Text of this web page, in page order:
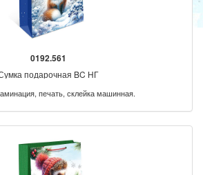
0192.561
подарочная BC НГ
печать, склейка машинная.